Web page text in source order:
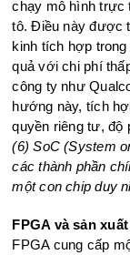
chạy mô hình trực
tô. Điều này được
kinh tích hợp
quả với chi phí
công ty như
hướng này, tích
quyền riêng tư, độ
(6) SoC (System
các thành phần
một con chip duy
FPGA và sản
FPGA cung cấp